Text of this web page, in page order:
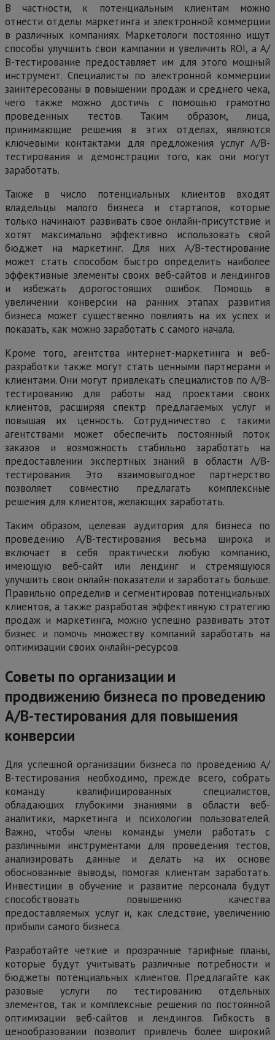
В частности, к потенциальным клиентам можно
отнести отделы маркетинга и электронной коммерции
в различных компаниях. Маркетологи постоянно ищут
способы улучшить свои кампании и увеличить ROI, а А/
В-тестирование предоставляет им для этого мощный
инструмент. Специалисты по электронной коммерции
заинтересованы в повышении продаж и среднего чека,
чего также можно достичь с помощью грамотно
проведенных тестов. Таким образом, лица,
принимающие решения в этих отделах, являются
ключевыми контактами для предложения услуг А/В-
тестирования и демонстрации того, как они могут
заработать.
Также в число потенциальных клиентов входят
владельцы малого бизнеса и стартапов, которые
только начинают развивать свое онлайн-присутствие и
хотят максимально эффективно использовать свой
бюджет на маркетинг. Для них А/В-тестирование
может стать способом быстро определить наиболее
эффективные элементы своих веб-сайтов и лендингов
и избежать дорогостоящих ошибок. Помощь в
увеличении конверсии на ранних этапах развития
бизнеса может существенно повлиять на их успех и
показать, как можно заработать с самого начала.
Кроме того, агентства интернет-маркетинга и веб-
разработки также могут стать ценными партнерами и
клиентами. Они могут привлекать специалистов по А/В-
тестированию для работы над проектами своих
клиентов, расширяя спектр предлагаемых услуг и
повышая их ценность. Сотрудничество с такими
агентствами может обеспечить постоянный поток
заказов и возможность стабильно заработать на
предоставлении экспертных знаний в области А/В-
тестирования. Это взаимовыгодное партнерство
позволяет совместно предлагать комплексные
решения для клиентов, желающих заработать.
Таким образом, целевая аудитория для бизнеса по
проведению А/В-тестирования весьма широка и
включает в себя практически любую компанию,
имеющую веб-сайт или лендинг и стремящуюся
улучшить свои онлайн-показатели и заработать больше.
Правильно определив и сегментировав потенциальных
клиентов, а также разработав эффективную стратегию
продаж и маркетинга, можно успешно развивать этот
бизнес и помочь множеству компаний заработать на
оптимизации своих онлайн-ресурсов.
Советы по организации и
продвижению бизнеса по проведению
А/В-тестирования для повышения
конверсии
Для успешной организации бизнеса по проведению А/
В-тестирования необходимо, прежде всего, собрать
команду квалифицированных специалистов,
обладающих глубокими знаниями в области веб-
аналитики, маркетинга и психологии пользователей.
Важно, чтобы члены команды умели работать с
различными инструментами для проведения тестов,
анализировать данные и делать на их основе
обоснованные выводы, помогая клиентам заработать.
Инвестиции в обучение и развитие персонала будут
способствовать повышению качества
предоставляемых услуг и, как следствие, увеличению
прибыли самого бизнеса.
Разработайте четкие и прозрачные тарифные планы,
которые будут учитывать различные потребности и
бюджеты потенциальных клиентов. Предлагайте как
разовые услуги по тестированию отдельных
элементов, так и комплексные решения по постоянной
оптимизации веб-сайтов и лендингов. Гибкость в
ценообразовании позволит привлечь более широкий